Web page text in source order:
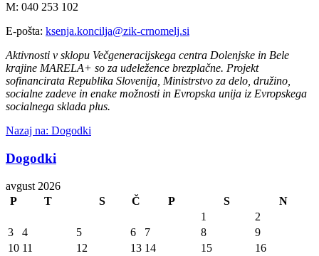
M: 040 253 102
E-pošta: ksenja.koncilja@zik-crnomelj.si
Aktivnosti v sklopu Večgeneracijskega centra Dolenjske in Bele
krajine MARELA+ so za udeležence brezplačne. Projekt
sofinancirata Republika Slovenija, Ministrstvo za delo, družino,
socialne zadeve in enake možnosti in Evropska unija iz Evropskega
socialnega sklada plus.
Nazaj na: Dogodki
Dogodki
avgust 2026
P
T S Č P S
N
1
2
3
4 5 6 7 8
9
10 11 12 13 14 15 16